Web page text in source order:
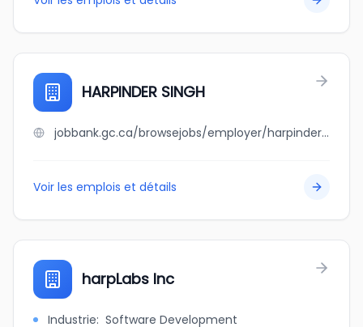
HARPINDER SINGH
jobbank.gc.ca/browsejobs/employer/harpinder+singh/ca
Voir les emplois et détails
harpLabs Inc
Industrie: Software Development